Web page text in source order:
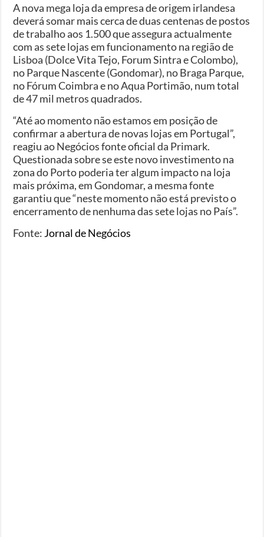
A nova mega loja da empresa de origem irlandesa
deverá somar mais cerca de duas centenas de postos
de trabalho aos 1.500 que assegura actualmente
com as sete lojas em funcionamento na região de
Lisboa (Dolce Vita Tejo, Forum Sintra e Colombo),
no Parque Nascente (Gondomar), no Braga Parque,
no Fórum Coimbra e no Aqua Portimão, num total
de 47 mil metros quadrados.
“Até ao momento não estamos em posição de
confirmar a abertura de novas lojas em Portugal”,
reagiu ao Negócios fonte oficial da Primark.
Questionada sobre se este novo investimento na
zona do Porto poderia ter algum impacto na loja
mais próxima, em Gondomar, a mesma fonte
garantiu que “neste momento não está previsto o
encerramento de nenhuma das sete lojas no País”.
Fonte: Jornal de Negócios